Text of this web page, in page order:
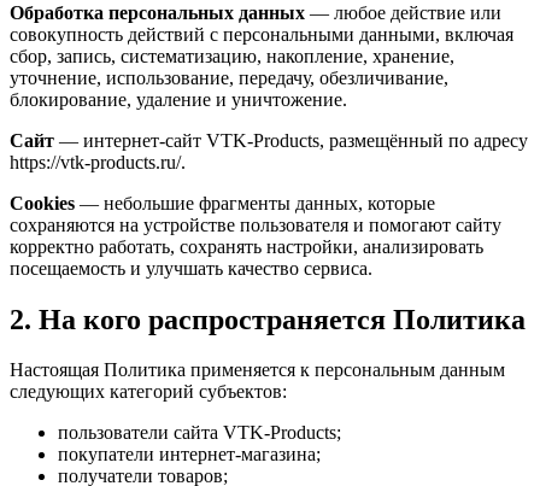
Обработка персональных данных — любое действие или
совокупность действий с персональными данными, включая
сбор, запись, систематизацию, накопление, хранение,
уточнение, использование, передачу, обезличивание,
блокирование, удаление и уничтожение.
Сайт — интернет-сайт VTK-Products, размещённый по адресу
https://vtk-products.ru/.
Cookies — небольшие фрагменты данных, которые
сохраняются на устройстве пользователя и помогают сайту
корректно работать, сохранять настройки, анализировать
посещаемость и улучшать качество сервиса.
2. На кого распространяется Политика
Настоящая Политика применяется к персональным данным
следующих категорий субъектов:
пользователи сайта VTK-Products;
покупатели интернет-магазина;
получатели товаров;